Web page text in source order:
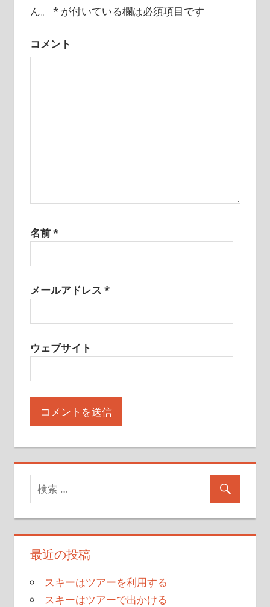
シ
ョ
ン
ん。
*が付いている欄は必須項目です
コメント
名前*
メールアドレス *
ウェブサイト
最近の投稿
スキーはツアーを利用する
スキーはツアーで出かける